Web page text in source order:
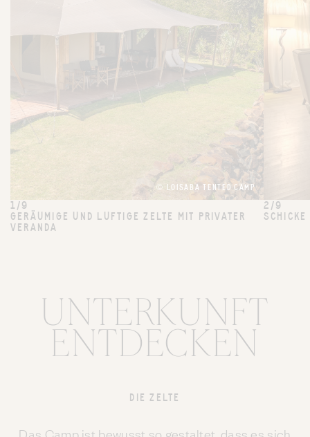
© LOISABA TENTED CAMP
1/9
GERÄUMIGE UND LUFTIGE ZELTE MIT PRIVATER
VERANDA
2/9
UNTERKUNFT
ENTDECKEN
DIE ZELTE